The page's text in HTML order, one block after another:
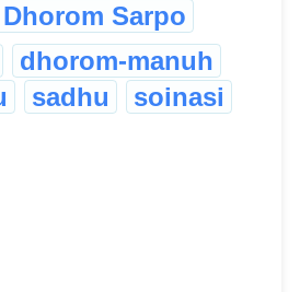
Dhorom Sarpo
dhorom-manuh
sadhu
soinasi